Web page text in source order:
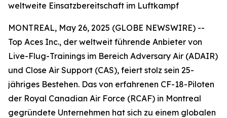
weltweite Einsatzbereitschaft im Luftkampf
MONTREAL, May 26, 2025 (GLOBE NEWSWIRE) --
Top Aces Inc., der weltweit führende Anbieter von
Live-Flug-Trainings im Bereich Adversary Air (ADAIR)
und Close Air Support (CAS), feiert stolz sein 25-
jähriges Bestehen. Das von erfahrenen CF-18-Piloten
der Royal Canadian Air Force (RCAF) in Montreal
gegründete Unternehmen hat sich zu einem globalen